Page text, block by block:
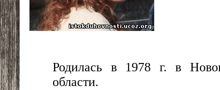
Родилась в 1978 г. в
области.